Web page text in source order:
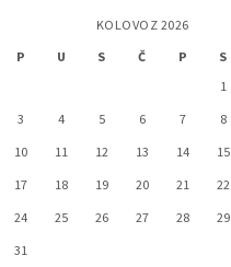
KOLOVOZ 2026
P
U S Č P S
1
3
4 5 6 7 8
10
11 12 13 14 15
17
18 19 20 21 22
24
25 26 27 28 29
31